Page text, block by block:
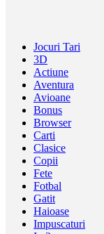
Jocuri Tari
3D
Actiune
Aventura
Avioane
Bonus
Browser
Carti
Clasice
Copii
Fete
Fotbal
Gatit
Haioase
Impuscaturi